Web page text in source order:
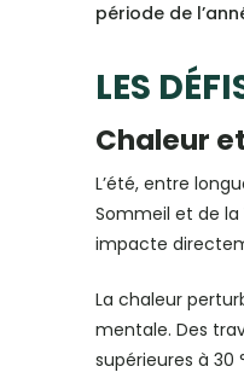
période de
LES
Chaleur
L’été, entre
Sommeil et de la
impacte
La chaleur
mentale. Des
supérieures à 30